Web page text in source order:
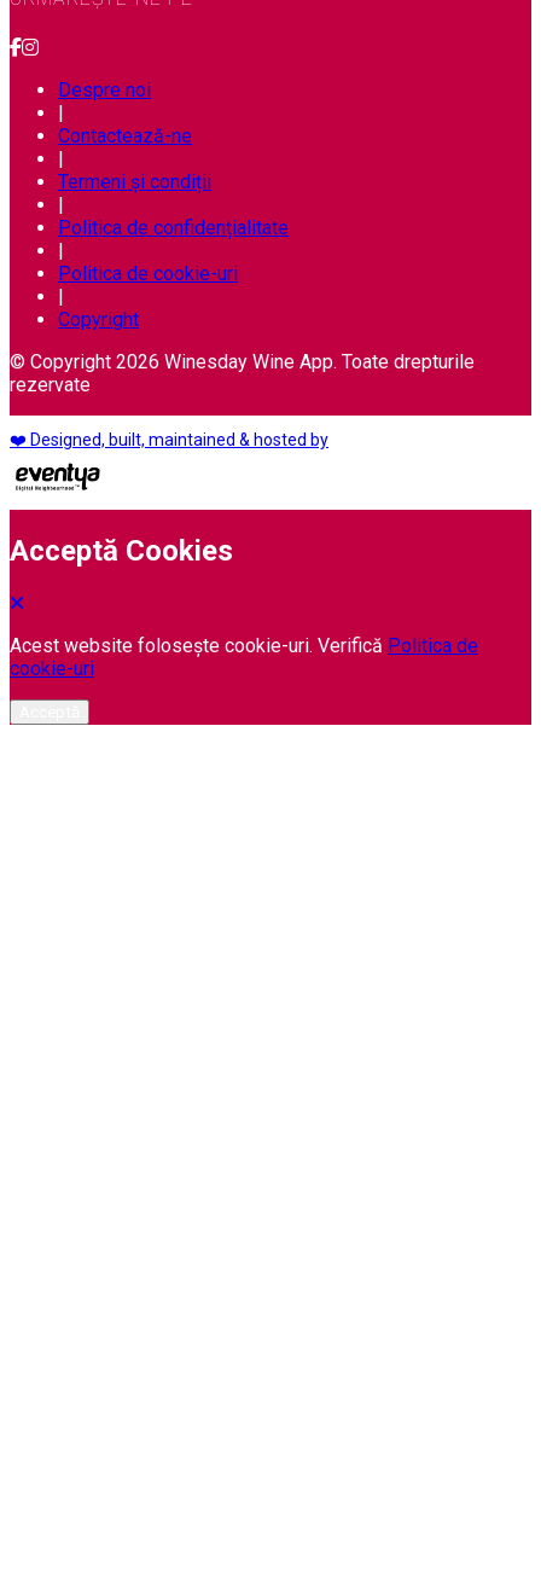
Despre noi
|
Contactează-ne
|
Termeni și condiții
|
Politica de confidențialitate
|
Politica de cookie-uri
|
Copyright
© Copyright 2026 Winesday Wine App. Toate drepturile
rezervate
❤️ Designed, built, maintained & hosted by
Acceptă Cookies
Acest website folosește cookie-uri. Verifică Politica de
cookie-uri